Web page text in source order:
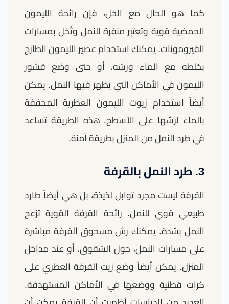
كما هو الحال مع الخل، فإن رائحة الليمون
الحمضية قوية وتعتبر منفرة للنمل وتُخل بمسارات
الفيرومونات. يمكنك استخدام عصير الليمون الطازج
بخلطه مع الماء ورشه، أو حتى وضع قشور
الليمون في الأماكن التي يظهر فيها النمل. يمكن
أيضاً استخدام زيوت الليمون العطرية المخففة
بالماء لرشها على الأسطح. هذه الطريقة تساعد
في طرد النمل من المنزل بطريقة آمنة.
3. طرد النمل بالقرفة
القرفة ليست مجرد توابل لذيذة، بل هي أيضاً طارد
طبيعي قوي للنمل. رائحة القرفة القوية تزعج
النمل بشدة. يمكنك رش مسحوق القرفة مباشرة
على مسارات النمل، حول الشقوق، أو عند مداخل
المنزل. يمكن أيضاً وضع زيت القرفة العطري على
كرات قطنية ووضعها في الأماكن المستهدفة.